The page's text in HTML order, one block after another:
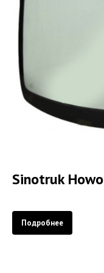
Sinotruk Howo
Подробнее